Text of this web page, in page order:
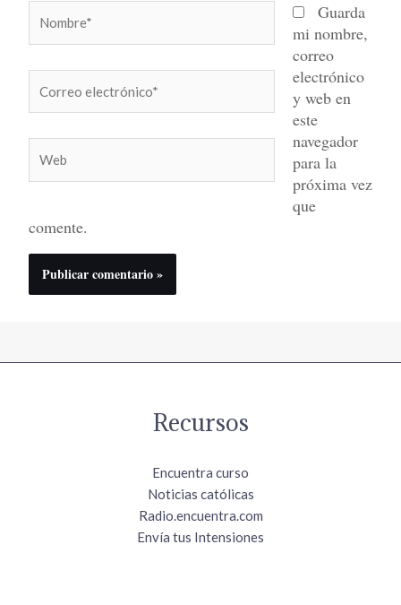
electrónico*
Guarda
mi nombre,
correo
electrónico
y web en
este
navegador
para la
próxima vez
que
comente.
Recursos
Encuentra curso
Noticias católicas
Radio.encuentra.com
Envía tus Intensiones